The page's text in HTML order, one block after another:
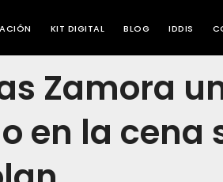
KIT DIGITAL BLOG IDDIS
Zamora
en la cena